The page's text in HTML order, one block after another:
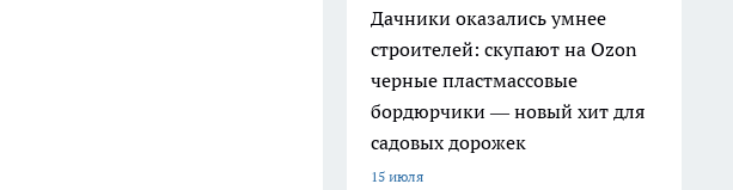
Дачники оказались умнее
строителей: скупают на Ozon
черные пластмассовые
бордюрчики — новый хит для
садовых дорожек
15 июля